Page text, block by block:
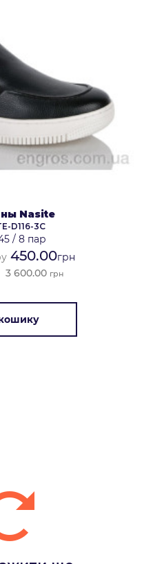
Nasite
D116-3C
/ 8 пар
450.00грн
3 600.00 грн